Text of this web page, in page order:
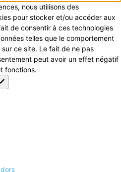
nous utilisons des
pour stocker et/ou accéder aux
de consentir à ces technologies
telles que le comportement
ce site. Le fait de ne pas
peut avoir un effet négatif
fonctions.